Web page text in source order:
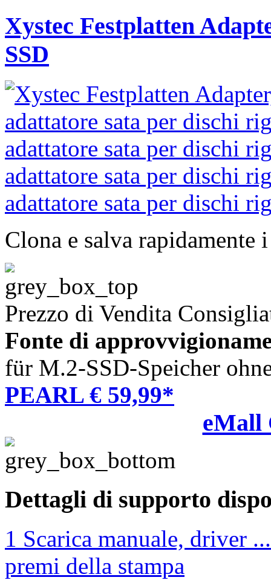
Xystec Festplatten
SSD
Clona e salva rapidamente
Prezzo di Vendita
Fonte di
für M.2-SSD-Speicher
PEARL € 59,99*
eMall
Dettagli di supporto
1 Scarica manuale, driver ...
premi della stampa